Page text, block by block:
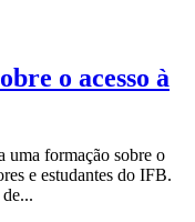
o acesso à
uma formação sobre o
e estudantes do IFB.